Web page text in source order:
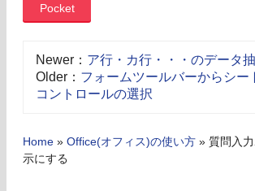
Pocket
Newer： ア行・カ行・・・のデータ
Older： フォームツールバーからシー
コントロールの選択
Home » Office(オフィス)の使い方 » 質問入
示にする